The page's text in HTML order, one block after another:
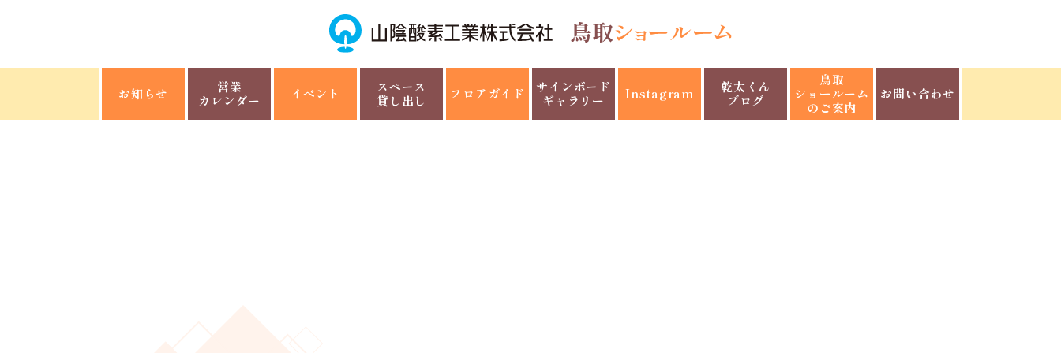
お知らせ
営業
カレンダー
イベント
スペース
貸し出し
フロアガイド
サインボード
ギャラリー
Instagram
乾太くん
ブログ
鳥取
ショールーム
のご案内
お問い合わせ